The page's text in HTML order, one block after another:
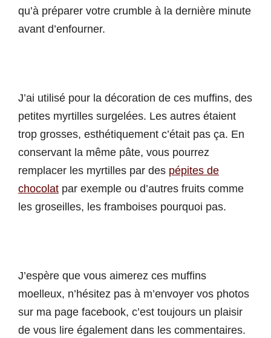
qu’à préparer votre crumble à la dernière minute
avant d’enfourner.
J’ai utilisé pour la décoration de ces muffins, des
petites myrtilles surgelées. Les autres étaient
trop grosses, esthétiquement c’était pas ça. En
conservant la même pâte, vous pourrez
remplacer les myrtilles par des pépites de
chocolat par exemple ou d’autres fruits comme
les groseilles, les framboises pourquoi pas.
J’espère que vous aimerez ces muffins
moelleux, n’hésitez pas à m’envoyer vos photos
sur ma page facebook, c’est toujours un plaisir
de vous lire également dans les commentaires.